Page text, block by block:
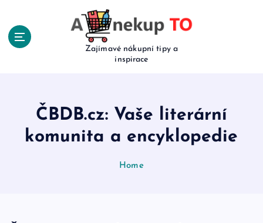
Zajímavé nákupní tipy a
inspirace
ČBDB.cz: Vaše literární
komunita a encyklopedie
Home